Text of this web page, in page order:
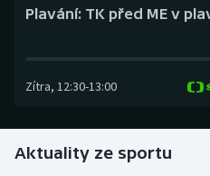
Golf
Plavání: TK před ME v
Zítra, 12:30-13:00
Aktuality ze sportu